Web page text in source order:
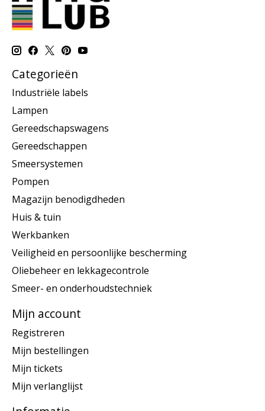
Categorieën
Industriële labels
Lampen
Gereedschapswagens
Gereedschappen
Smeersystemen
Pompen
Magazijn benodigdheden
Huis & tuin
Werkbanken
Veiligheid en persoonlijke bescherming
Oliebeheer en lekkagecontrole
Smeer- en onderhoudstechniek
Mijn account
Registreren
Mijn bestellingen
Mijn tickets
Mijn verlanglijst